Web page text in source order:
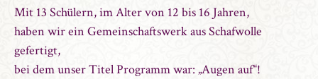
Mit 13 Schülern, im Alter von 12 bis 16 Jahren,
haben wir ein Gemeinschaftswerk aus Schafwolle
gefertigt,
bei dem unser Titel Programm war: „Augen auf“!